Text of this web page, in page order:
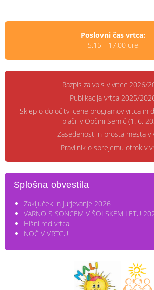
Poslovni čas vrtca:
5.15 - 17.00 ure
Razpis za vpis v vrtec 2026/
Publikacija vrtca 2025/
Sklep o določitvi cene programov vrtca in
plačil v Občini Semič (1. 6.
Zasedenost in prosta mesta v
Pravilnik o sprejemu otrok v
Splošna obvestila
Zaključek in Jurjevanje 2026
VARNO S SONCEM V ŠOLSKEM LETU
Hišni red vrtca
NOČ V VRTCU